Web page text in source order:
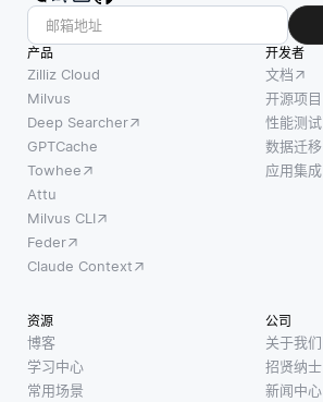
产品
Zilliz Cloud
Milvus
Deep Searcher
GPTCache
Towhee
Attu
Milvus CLI
Feder
Claude Context
开发者
文档
开源项目
性能测试
数据迁移
应用集成
资源
博客
学习中心
常用场景
公司
关于我们
招贤纳士
新闻中心